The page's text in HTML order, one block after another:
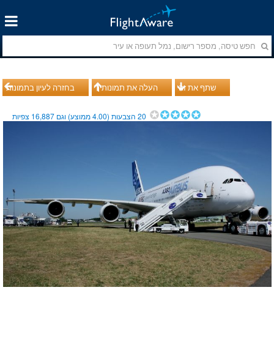
בחזרה לעיון בתמונות העלה את תמונותיך שתף את זה
20הצבעות (4.00ממוצע) וגם 16,887 צפיות